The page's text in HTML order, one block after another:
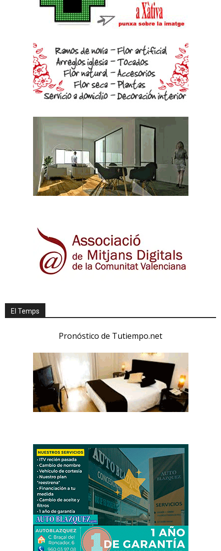
El Temps
Pronóstico de Tutiempo.net